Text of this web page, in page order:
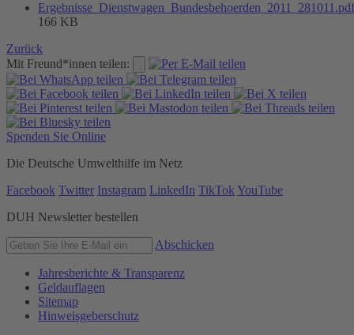
Ergebnisse_Dienstwagen_Bundesbehoerden_2011_281011.pdf
166 KB
Zurück
Mit Freund*innen teilen:
Spenden Sie Online
Die Deutsche Umwelthilfe im Netz
Facebook Twitter Instagram LinkedIn TikTok YouTube
DUH Newsletter bestellen
Abschicken
Jahresberichte & Transparenz
Geldauflagen
Sitemap
Hinweisgeberschutz